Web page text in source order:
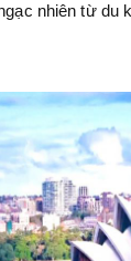
nhiên từ du